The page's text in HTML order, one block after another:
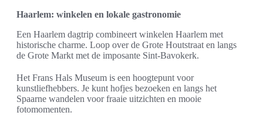
Haarlem: winkelen en lokale gastronomie
Een Haarlem dagtrip combineert winkelen Haarlem met
historische charme. Loop over de Grote Houtstraat en langs
de Grote Markt met de imposante Sint-Bavokerk.
Het Frans Hals Museum is een hoogtepunt voor
kunstliefhebbers. Je kunt hofjes bezoeken en langs het
Spaarne wandelen voor fraaie uitzichten en mooie
fotomomenten.